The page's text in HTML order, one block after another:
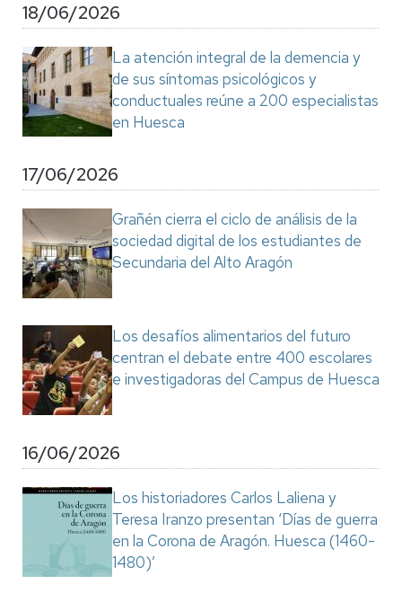
18/06/2026
La atención integral de la demencia y
de sus síntomas psicológicos y
conductuales reúne a 200 especialistas
en Huesca
17/06/2026
Grañén cierra el ciclo de análisis de la
sociedad digital de los estudiantes de
Secundaria del Alto Aragón
Los desafíos alimentarios del futuro
centran el debate entre 400 escolares
e investigadoras del Campus de Huesca
16/06/2026
Los historiadores Carlos Laliena y
Teresa Iranzo presentan ‘Días de guerra
en la Corona de Aragón. Huesca (1460-
1480)’